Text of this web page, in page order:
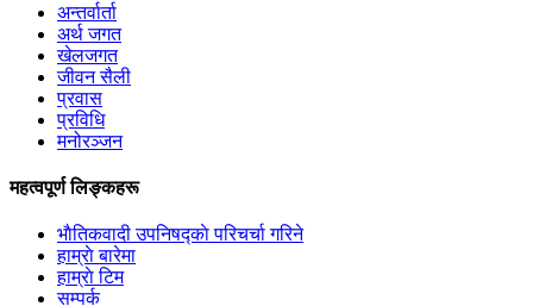
अन्तर्वार्ता
अर्थ जगत
खेलजगत
जीवन सैली
प्रवास
प्रविधि
मनोरञ्जन
महत्वपूर्ण लिङ्कहरू
भाैतिकवादी उपनिषद्काे परिचर्चा गरिने
हाम्राे बारेमा
हाम्राे टिम
सम्पर्क